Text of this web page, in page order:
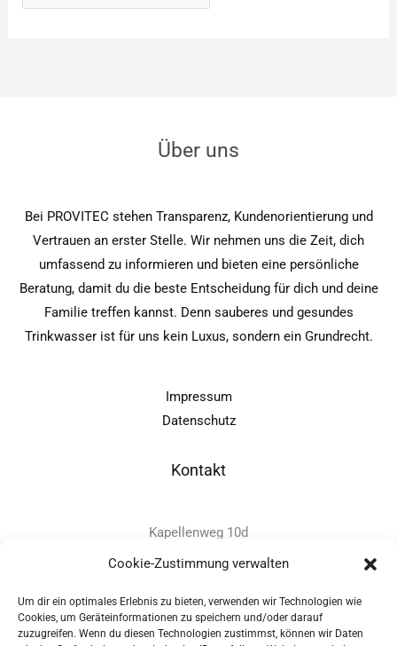
Cookie-Zustimmung verwalten
Um dir ein optimales Erlebnis zu bieten, verwenden wir Technologien wie
Cookies, um Geräteinformationen zu speichern und/oder darauf
zuzugreifen. Wenn du diesen Technologien zustimmst, können wir Daten
Über uns
Bei PROVITEC stehen Transparenz, Kundenorientierung und
Vertrauen an erster Stelle. Wir nehmen uns die Zeit, dich
umfassend zu informieren und bieten eine persönliche
Beratung, damit du die beste Entscheidung für dich und deine
Familie treffen kannst. Denn sauberes und gesundes
Trinkwasser ist für uns kein Luxus, sondern ein Grundrecht.
Impressum
Datenschutz
Kontakt
Kapellenweg 10d
D-94575 Windorf
+49 - (0)8546 - 97 39 0
info@provitec.de